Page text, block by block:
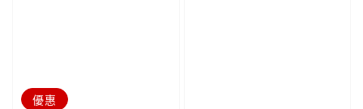
優惠